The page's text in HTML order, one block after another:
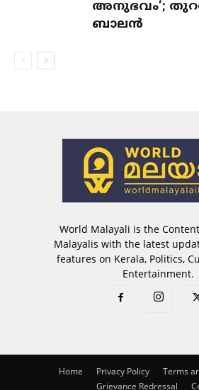
അനുഭവം’;
ബാലൻ
World Malayali is the
Malayalis with the latest
features on Kerala, Politics,
Entertainment.
Home Privacy Policy
Terms
Grievance Redressal